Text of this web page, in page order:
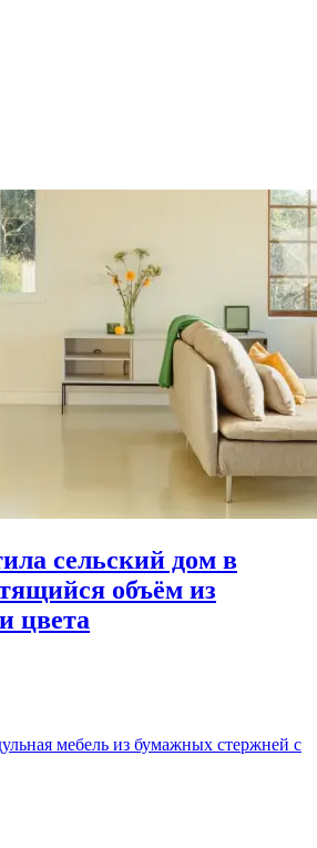
сельский дом в
объём из
цвета
мебель из бумажных стержней с